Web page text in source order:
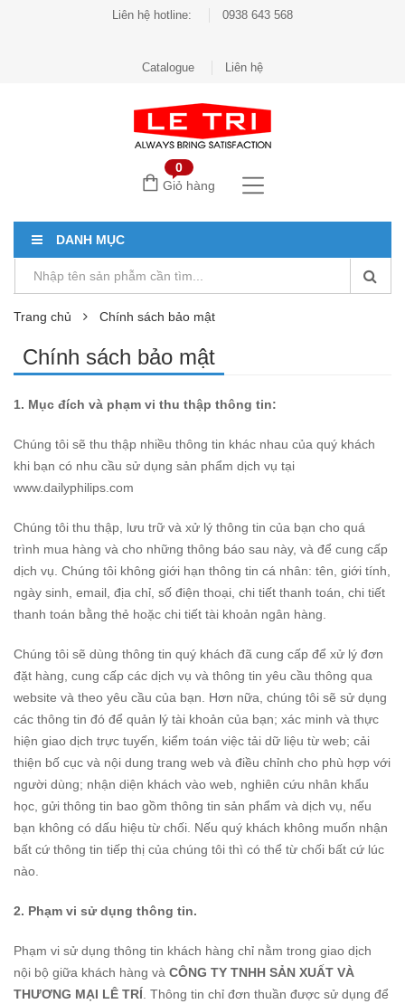
Liên hệ hotline: 0938 643 568
Catalogue Liên hệ
0
Giỏ hàng
DANH MỤC
Trang chủ Chính sách bảo mật
Chính sách bảo mật
1. Mục đích và phạm vi thu thập thông tin:
Chúng tôi sẽ thu thập nhiều thông tin khác nhau của quý khách
khi bạn có nhu cầu sử dụng sản phẩm dịch vụ tại
www.dailyphilips.com
Chúng tôi thu thập, lưu trữ và xử lý thông tin của bạn cho quá
trình mua hàng và cho những thông báo sau này, và để cung cấp
dịch vụ. Chúng tôi không giới hạn thông tin cá nhân: tên, giới tính,
ngày sinh, email, địa chỉ, số điện thoại, chi tiết thanh toán, chi tiết
thanh toán bằng thẻ hoặc chi tiết tài khoản ngân hàng.
Chúng tôi sẽ dùng thông tin quý khách đã cung cấp để xử lý đơn
đặt hàng, cung cấp các dịch vụ và thông tin yêu cầu thông qua
website và theo yêu cầu của bạn. Hơn nữa, chúng tôi sẽ sử dụng
các thông tin đó để quản lý tài khoản của bạn; xác minh và thực
hiện giao dịch trực tuyến, kiểm toán việc tải dữ liệu từ web; cải
thiện bố cục và nội dung trang web và điều chỉnh cho phù hợp với
người dùng; nhận diện khách vào web, nghiên cứu nhân khẩu
học, gửi thông tin bao gồm thông tin sản phẩm và dịch vụ, nếu
bạn không có dấu hiệu từ chối. Nếu quý khách không muốn nhận
bất cứ thông tin tiếp thị của chúng tôi thì có thể từ chối bất cứ lúc
nào.
2. Phạm vi sử dụng thông tin.
Phạm vi sử dụng thông tin khách hàng chỉ nằm trong giao dịch
nội bộ giữa khách hàng và CÔNG TY TNHH SẢN XUẤT VÀ
THƯƠNG MẠI LÊ TRÍ . Thông tin chỉ đơn thuần được sử dụng để